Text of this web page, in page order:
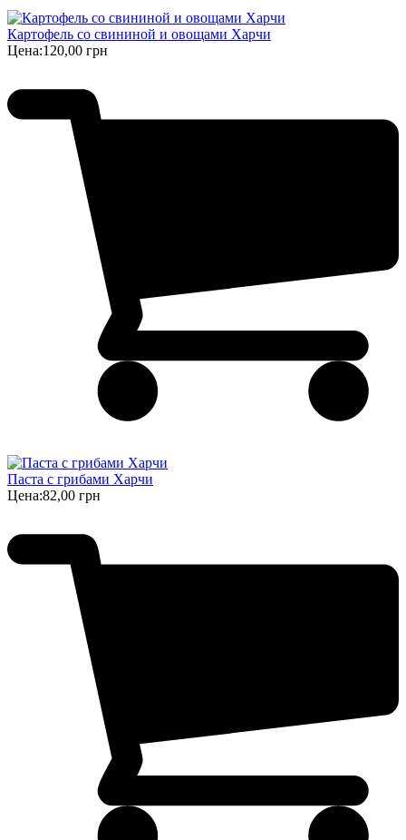
Картофель со свининой и овощами Харчи
Цена:120,00 грн
Паста с грибами Харчи
Цена:82,00 грн